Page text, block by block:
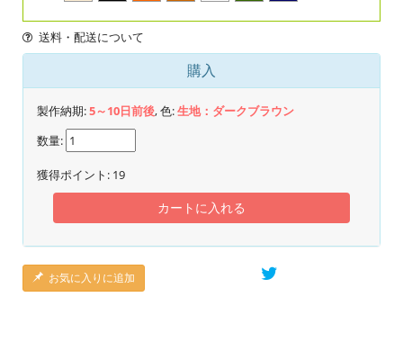
送料・配送について
購入
製作納期:5～10日前後, 色:生地：ダークブラウン
数量:
獲得ポイント: 19
カートに入れる
お気に入りに追加